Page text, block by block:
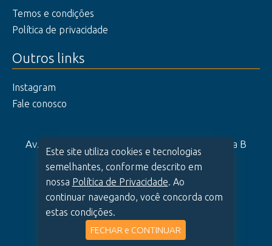
Este site utiliza cookies e tecnologias
semelhantes, conforme descrito em
nossa Política de Privacidade. Ao
continuar navegando, você concorda com
estas condições.
FECHAR e CONTINUAR
Temos e condições
Política de privacidade
Outros links
Instagram
Fale conosco
Av. das Nações Unidas 14.261 - 25º andar - Ala B
Chácara Santo Antonio, 04794-000
São Paulo - SP
2026 | oHub Serviços de Informação Ltda.